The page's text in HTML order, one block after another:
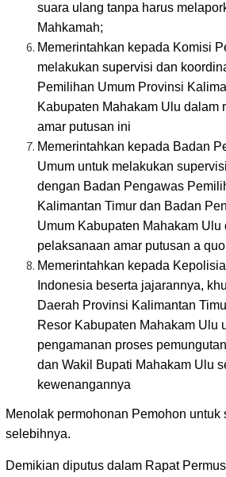
suara ulang tanpa harus
Mahkamah;
Memerintahkan kepada Komisi
melakukan supervisi dan
Pemilihan Umum Provinsi
Kabupaten Mahakam Ulu dalam
amar putusan ini
Memerintahkan kepada Badan
Umum untuk melakukan
dengan Badan Pengawas
Kalimantan Timur dan Badan
Umum Kabupaten Mahakam Ulu
pelaksanaan amar putusan a
Memerintahkan kepada
Indonesia beserta jajarannya,
Daerah Provinsi Kalimantan
Resor Kabupaten Mahakam Ulu
pengamanan proses
dan Wakil Bupati Mahakam Ulu
kewenangannya
Menolak permohonan Pemohon untuk
selebihnya.
Demikian diputus dalam Rapat